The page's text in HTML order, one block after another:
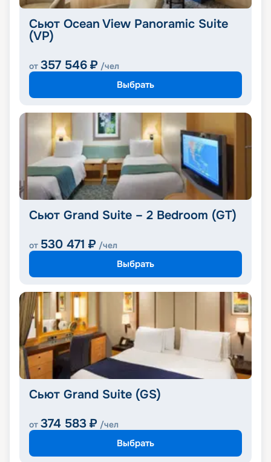
Сьют Ocean View Panoramic Suite
(VP)
от 357 546 ₽ /чел
Выбрать
Сьют Grand Suite – 2 Bedroom (GT)
от 530 471 ₽ /чел
Выбрать
Сьют Grand Suite (GS)
от 374 583 ₽ /чел
Выбрать